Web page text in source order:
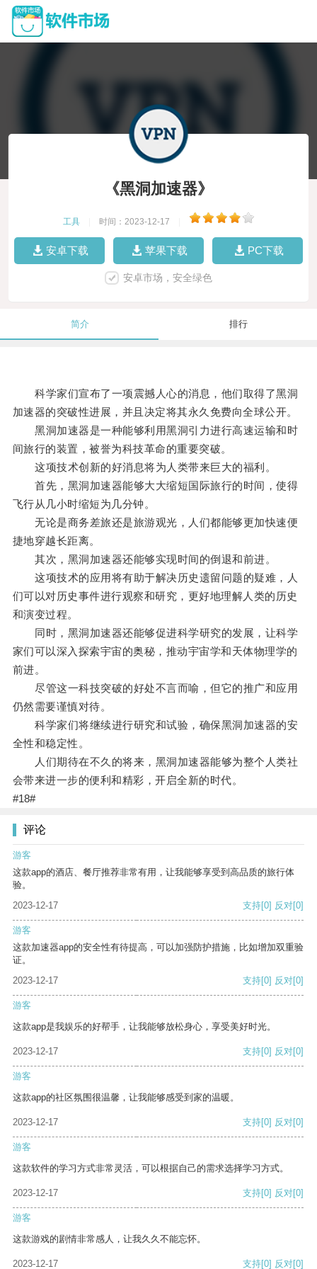
《黑洞加速器》
工具 时间：2023-12-17
安卓下载 苹果下载 PC下载
安卓市场，安全绿色
简介 排行
科学家们宣布了一项震撼人心的消息，他们取得了黑洞
加速器的突破性进展，并且决定将其永久免费向全球公开。
黑洞加速器是一种能够利用黑洞引力进行高速运输和时
间旅行的装置，被誉为科技革命的重要突破。
这项技术创新的好消息将为人类带来巨大的福利。
首先，黑洞加速器能够大大缩短国际旅行的时间，使得
飞行从几小时缩短为几分钟。
无论是商务差旅还是旅游观光，人们都能够更加快速便
捷地穿越长距离。
其次，黑洞加速器还能够实现时间的倒退和前进。
这项技术的应用将有助于解决历史遗留问题的疑难，人
们可以对历史事件进行观察和研究，更好地理解人类的历史
和演变过程。
同时，黑洞加速器还能够促进科学研究的发展，让科学
家们可以深入探索宇宙的奥秘，推动宇宙学和天体物理学的
前进。
尽管这一科技突破的好处不言而喻，但它的推广和应用
仍然需要谨慎对待。
科学家们将继续进行研究和试验，确保黑洞加速器的安
全性和稳定性。
人们期待在不久的将来，黑洞加速器能够为整个人类社
会带来进一步的便利和精彩，开启全新的时代。
#18#
评论
游客
这款app的酒店、餐厅推荐非常有用，让我能够享受到高品质的旅行体
验。
2023-12-17
支持[0] 反对[0]
游客
这款加速器app的安全性有待提高，可以加强防护措施，比如增加双重验
证。
2023-12-17
支持[0] 反对[0]
游客
这款app是我娱乐的好帮手，让我能够放松身心，享受美好时光。
2023-12-17 支持[0] 反对[0]
游客
这款app的社区氛围很温馨，让我能够感受到家的温暖。
2023-12-17 支持[0] 反对[0]
游客
这款软件的学习方式非常灵活，可以根据自己的需求选择学习方式。
2023-12-17 支持[0] 反对[0]
游客
这款游戏的剧情非常感人，让我久久不能忘怀。
2023-12-17 支持[0] 反对[0]